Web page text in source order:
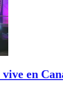
en